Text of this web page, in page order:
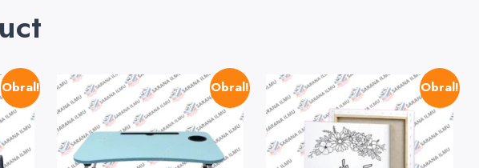
Obral! Obral! Obral!